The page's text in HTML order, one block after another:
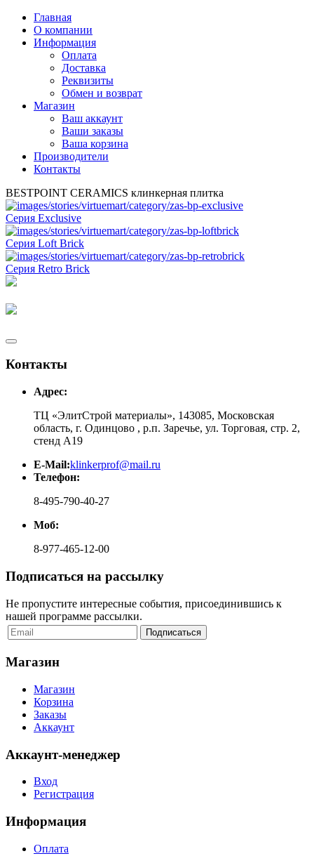
Главная
О компании
Информация
Оплата
Доставка
Реквизиты
Обмен и возврат
Магазин
Ваш аккаунт
Ваши заказы
Ваша корзина
Производители
Контакты
BESTPOINT CERAMICS клинкерная плитка
Серия Exclusive
Серия Loft Brick
Серия Retro Brick
Контакты
Адрес:
ТЦ «ЭлитСтрой материалы», 143085, Московская
область, г. Одинцово , р.п. Заречье, ул. Торговая, стр. 2,
стенд А19
E-Mail:klinkerprof@mail.ru
Телефон:
8-495-790-40-27
Моб:
8-977-465-12-00
Подписаться на рассылку
Не пропустите интересные события, присоединившись к
нашей программе рассылки.
Магазин
Магазин
Корзина
Заказы
Аккаунт
Аккаунт-менеджер
Вход
Регистрация
Информация
Оплата